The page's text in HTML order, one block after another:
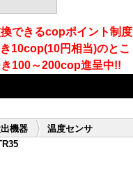
できるcopポイント制度
10cop(10円相当)のとこ
100～200cop進呈中!!
機器
温度センサ